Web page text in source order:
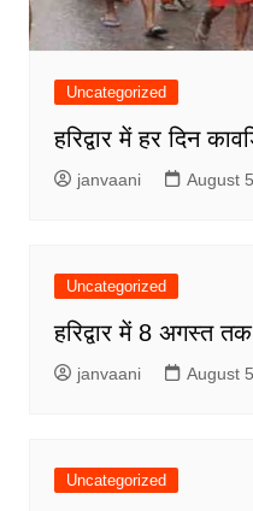
Uncategorized
हरिद्वार में हर दिन
janvaani August
Uncategorized
हरिद्वार में 8 अगस्त
janvaani August
Uncategorized